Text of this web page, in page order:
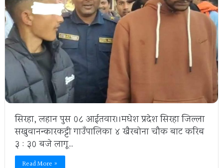
सिरहा, लहान पुस ०८ आईतवार।।मधेश प्रदेश सिरहा जिल्ला
सखुवानन्कारकट्टी गाउँपालिका ४ खैरबोना चौक बाट करिब
३ : ३० बजे लागू…
Read More »